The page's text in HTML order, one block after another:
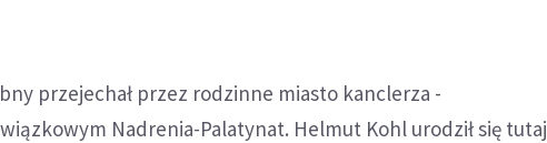
przejechał przez rodzinne miasto kanclerza -
Nadrenia-Palatynat. Helmut Kohl urodził się tutaj